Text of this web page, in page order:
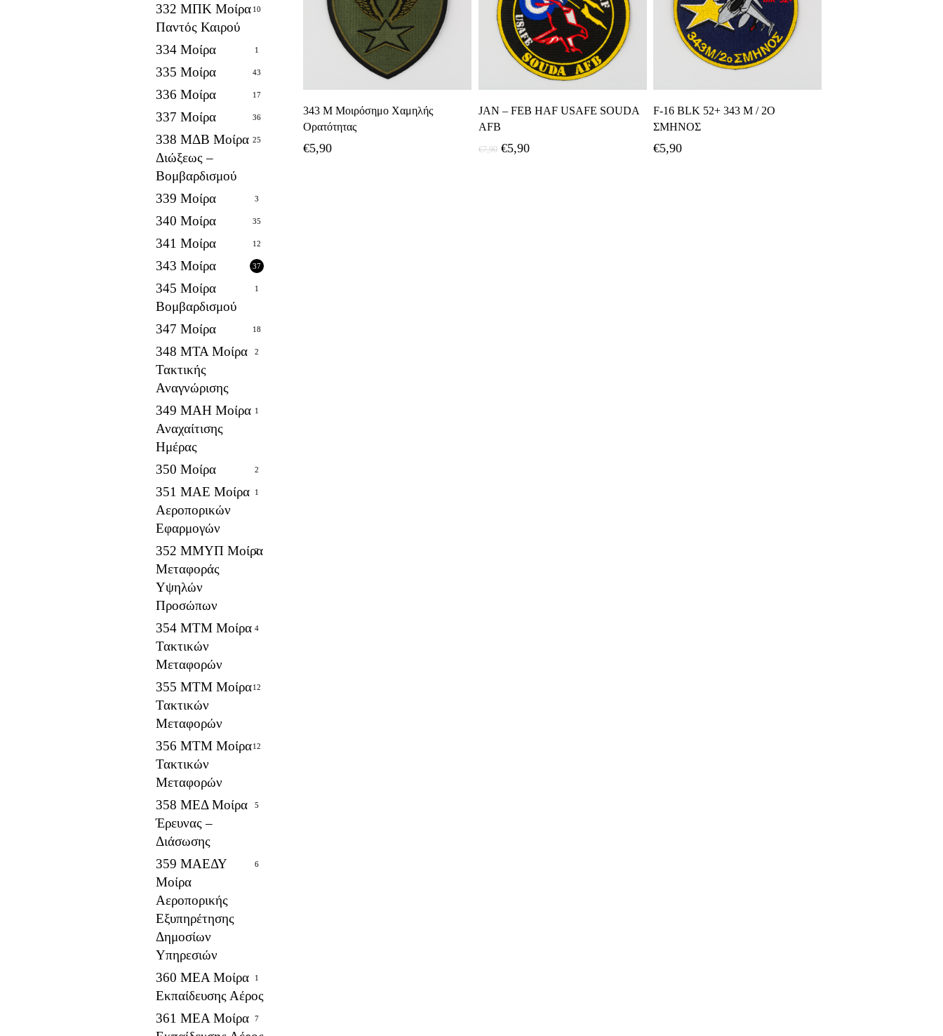
332 ΜΠΚ Μοίρα
Παντός Καιρού
10
334 Μοίρα 1
335 Μοίρα 43
336 Μοίρα 17
337 Μοίρα 36
338 ΜΔΒ Μοίρα
Διώξεως –
Βομβαρδισμού
25
339 Μοίρα 3
340 Μοίρα 35
341 Μοίρα 12
343 Μοίρα 37
345 Μοίρα
Βομβαρδισμού
1
347 Μοίρα 18
348 ΜΤΑ Μοίρα
Τακτικής
Αναγνώρισης
2
349 ΜΑΗ Μοίρα
Αναχαίτισης
Ημέρας
1
350 Μοίρα 2
351 ΜΑΕ Μοίρα
Αεροπορικών
Εφαρμογών
1
352 ΜΜΥΠ Μοίρα
Μεταφοράς
Υψηλών
Προσώπων
2
354 ΜΤΜ Μοίρα
Τακτικών
Μεταφορών
4
355 ΜΤΜ Μοίρα
Τακτικών
Μεταφορών
12
356 ΜΤΜ Μοίρα
Τακτικών
Μεταφορών
12
358 ΜΕΔ Μοίρα
Έρευνας –
Διάσωσης
5
359 ΜΑΕΔΥ
Μοίρα
Αεροπορικής
Εξυπηρέτησης
Δημοσίων
Υπηρεσιών
6
360 ΜΕΑ Μοίρα
Εκπαίδευσης Αέρος
1
361 ΜΕΑ Μοίρα
7
Προσθήκη Στο Καλάθι
343 Μ Μοιρόσημο Χαμηλής
Ορατότητας
€5,90
JAN – FEB HAF USAFE SOUDA
AFB
€7,90 Original
€5,90Η
F-16 BLK 52+ 343 Μ / 2Ο
ΣΜΗΝΟΣ
€5,90